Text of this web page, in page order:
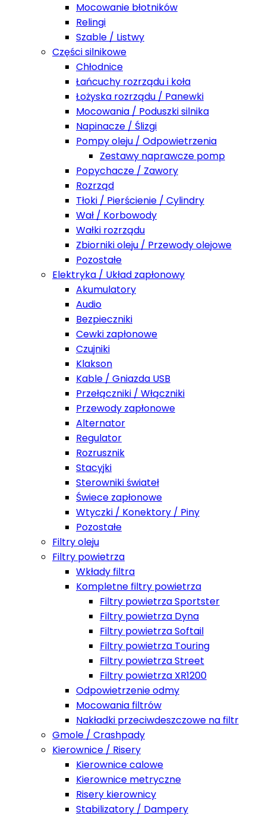
Mocowanie błotników
Relingi
Szable / Listwy
Części silnikowe
Chłodnice
Łańcuchy rozrządu i koła
Łożyska rozrządu / Panewki
Mocowania / Poduszki silnika
Napinacze / Ślizgi
Pompy oleju / Odpowietrzenia
Zestawy naprawcze pomp
Popychacze / Zawory
Rozrząd
Tłoki / Pierścienie / Cylindry
Wał / Korbowody
Wałki rozrządu
Zbiorniki oleju / Przewody olejowe
Pozostałe
Elektryka / Układ zapłonowy
Akumulatory
Audio
Bezpieczniki
Cewki zapłonowe
Czujniki
Klakson
Kable / Gniazda USB
Przełączniki / Włączniki
Przewody zapłonowe
Alternator
Regulator
Rozrusznik
Stacyjki
Sterowniki świateł
Świece zapłonowe
Wtyczki / Konektory / Piny
Pozostałe
Filtry oleju
Filtry powietrza
Wkłady filtra
Kompletne filtry powietrza
Filtry powietrza Sportster
Filtry powietrza Dyna
Filtry powietrza Softail
Filtry powietrza Touring
Filtry powietrza Street
Filtry powietrza XR1200
Odpowietrzenie odmy
Mocowania filtrów
Nakładki przeciwdeszczowe na filtr
Gmole / Crashpady
Kierownice / Risery
Kierownice calowe
Kierownice metryczne
Risery kierownicy
Stabilizatory / Dampery